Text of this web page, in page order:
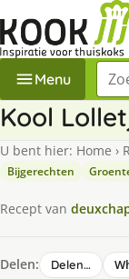
Menu
Kool
U bent hier: Home ›
Bijgerechten
Recept van
Delen: Delen…